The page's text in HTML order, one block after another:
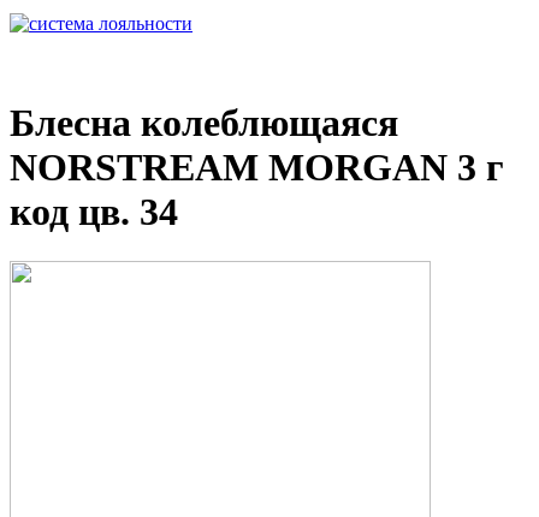
Блесна колеблющаяся
NORSTREAM MORGAN 3 г
код цв. 34